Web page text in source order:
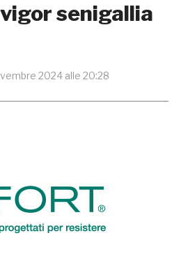
senigallia
2024 alle 20:28